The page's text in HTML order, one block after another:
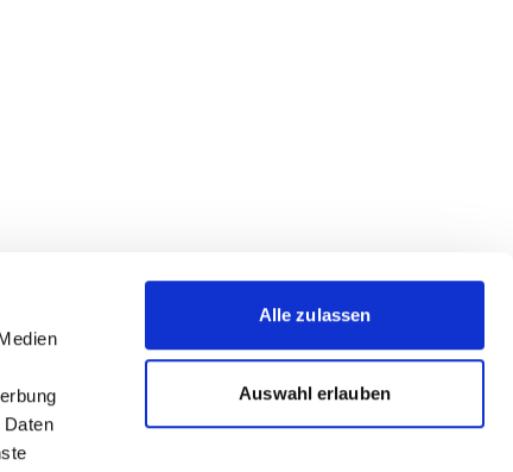
Alle zulassen
Auswahl erlauben